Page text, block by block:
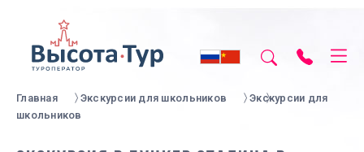
Главная Экскурсии для школьников
Экскурсии для
школьников